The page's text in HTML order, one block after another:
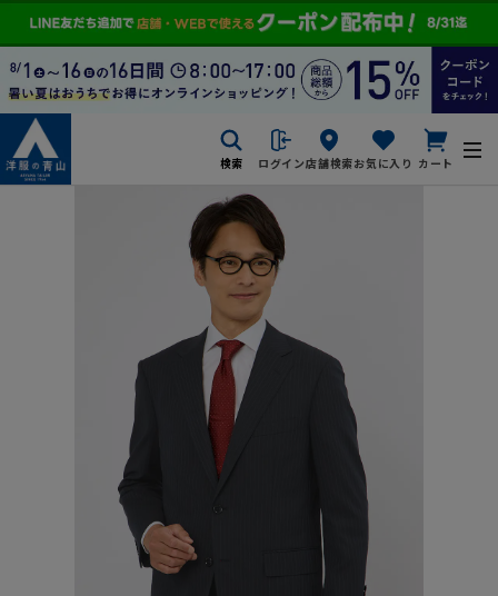
検索 ログイン店舗検索お気に入り カート